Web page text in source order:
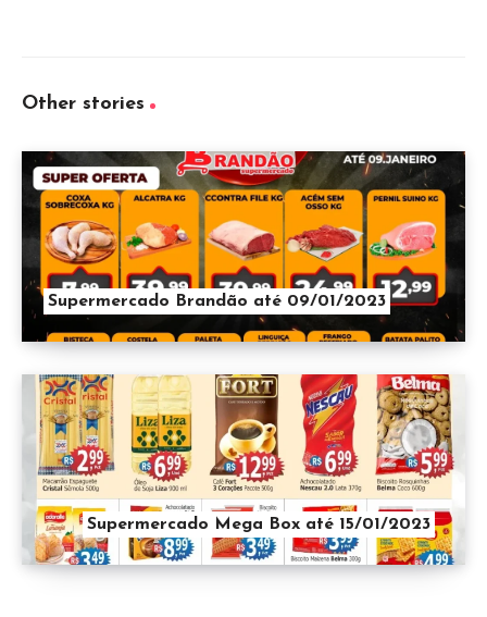
Other stories
Supermercado Brandão até 09/01/2023
Supermercado Mega Box até 15/01/2023